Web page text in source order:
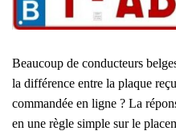
Beaucoup de conducteurs
la différence entre la plaque
commandée en ligne ? La
en une règle simple sur le